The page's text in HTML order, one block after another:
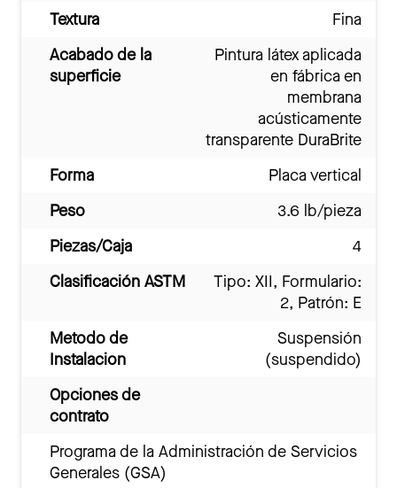
Textura
Fina
Acabado de la
superficie
Pintura látex aplicada
en fábrica en
membrana
acústicamente
transparente DuraBrite
Forma
Placa vertical
Peso
3.6 lb/pieza
Piezas/Caja
4
Clasificación ASTM
Tipo: XII, Formulario:
2, Patrón: E
Metodo de
Instalacion
Suspensión
(suspendido)
Opciones de
contrato
Programa de la Administración de Servicios
Generales (GSA)